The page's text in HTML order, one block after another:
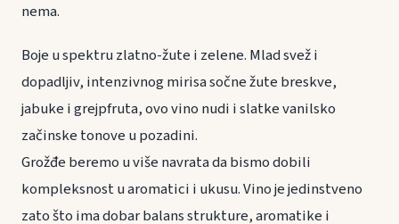
nema.
Boje u spektru zlatno-žute i zelene. Mlad svež i
dopadljiv, intenzivnog mirisa sočne žute breskve,
jabuke i grejpfruta, ovo vino nudi i slatke vanilsko
začinske tonove u pozadini.
Grožđe beremo u više navrata da bismo dobili
kompleksnost u aromatici i ukusu. Vino je jedinstveno
zato što ima dobar balans strukture, aromatike i